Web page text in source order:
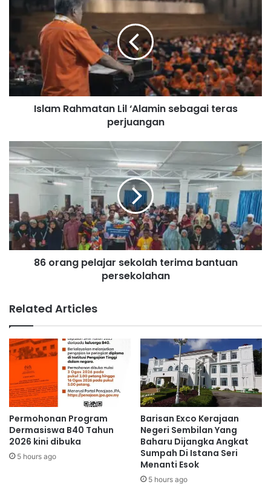
R
a
h
m
n
L
‘
A
l
a
m
b
a
g
a
i
e
r
s
p
e
Islam Rahmatan Lil ‘Alamin sebagai teras
perjuangan
8
6
a
g
p
e
r
s
e
k
o
a
h
t
e
r
i
86 orang pelajar sekolah terima bantuan
persekolahan
Related Articles
Permohonan Program
Dermasiswa B40 Tahun
2026 kini dibuka
5 hours ago
Barisan Exco Kerajaan
Negeri Sembilan Yang
Baharu Dijangka Angkat
Sumpah Di Istana Seri
Menanti Esok
5 hours ago